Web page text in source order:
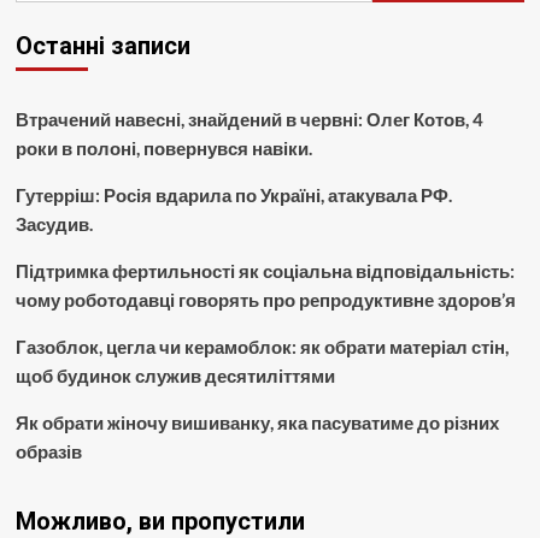
Останні записи
Втрачений навесні, знайдений в червні: Олег Котов, 4
роки в полоні, повернувся навіки.
Гутерріш: Росія вдарила по Україні, атакувала РФ.
Засудив.
Підтримка фертильності як соціальна відповідальність:
чому роботодавці говорять про репродуктивне здоров’я
Газоблок, цегла чи керамоблок: як обрати матеріал стін,
щоб будинок служив десятиліттями
Як обрати жіночу вишиванку, яка пасуватиме до різних
образів
Можливо, ви пропустили